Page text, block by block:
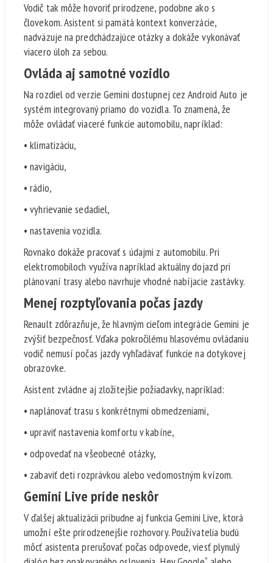
Vodič tak môže hovoriť prirodzene, podobne ako s
človekom. Asistent si pamätá kontext konverzácie,
nadväzuje na predchádzajúce otázky a dokáže vykonávať
viacero úloh za sebou.
Ovláda aj samotné vozidlo
Na rozdiel od verzie Gemini dostupnej cez Android Auto je
systém integrovaný priamo do vozidla. To znamená, že
môže ovládať viaceré funkcie automobilu, napríklad:
• klimatizáciu,
• navigáciu,
• rádio,
• vyhrievanie sedadiel,
• nastavenia vozidla.
Rovnako dokáže pracovať s údajmi z automobilu. Pri
elektromobiloch využíva napríklad aktuálny dojazd pri
plánovaní trasy alebo navrhuje vhodné nabíjacie zastávky.
Menej rozptyľovania počas jazdy
Renault zdôrazňuje, že hlavným cieľom integrácie Gemini je
zvýšiť bezpečnosť. Vďaka pokročilému hlasovému ovládaniu
vodič nemusí počas jazdy vyhľadávať funkcie na dotykovej
obrazovke.
Asistent zvládne aj zložitejšie požiadavky, napríklad:
• naplánovať trasu s konkrétnymi obmedzeniami,
• upraviť nastavenia komfortu v kabíne,
• odpovedať na všeobecné otázky,
• zabaviť deti rozprávkou alebo vedomostným kvízom.
Gemini Live príde neskôr
V ďalšej aktualizácii pribudne aj funkcia Gemini Live, ktorá
umožní ešte prirodzenejšie rozhovory. Používatelia budú
môcť asistenta prerušovať počas odpovede, viesť plynulý